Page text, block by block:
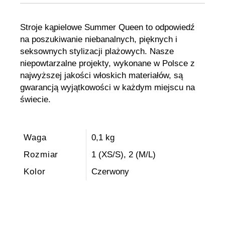
Stroje kąpielowe Summer Queen to odpowiedź
na poszukiwanie niebanalnych, pięknych i
seksownych stylizacji plażowych. Nasze
niepowtarzalne projekty, wykonane w Polsce z
najwyższej jakości włoskich materiałów, są
gwarancją wyjątkowości w każdym miejscu na
świecie.
Waga
0,1 kg
Rozmiar
1 (XS/S), 2 (M/L)
Kolor
Czerwony